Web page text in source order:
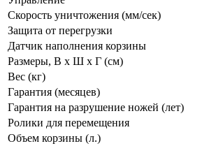
Скорость уничтожения (мм/сек)
Защита от перегрузки
Датчик наполнения корзины
Размеры, B x Ш x Г (см)
Вес (кг)
Гарантия (месяцев)
Гарантия на разрушение ножей (лет)
Ролики для перемещения
Объем корзины (л.)